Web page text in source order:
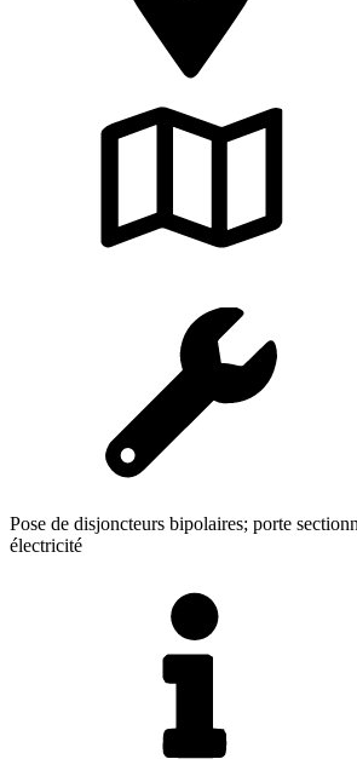
Pose de disjoncteurs bipolaires; porte
électricité